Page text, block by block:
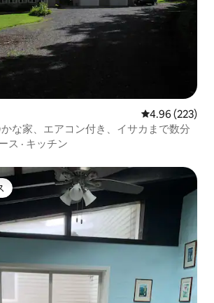
レビュー223
4.96 (223)
な家、エアコン付き、イサカまで数分
ス · キッチン
ョイスです。